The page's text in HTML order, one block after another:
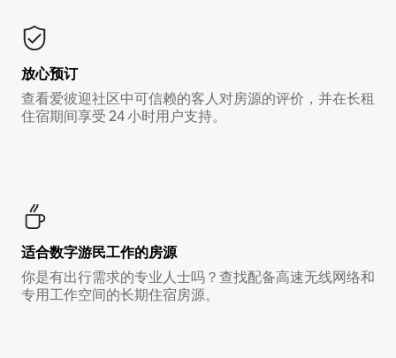
放心预订
查看爱彼迎社区中可信赖的客人对房源的评价，并在长租
住宿期间享受 24 小时用户支持。
适合数字游民工作的房源
你是有出行需求的专业人士吗？查找配备高速无线网络和
专用工作空间的长期住宿房源。